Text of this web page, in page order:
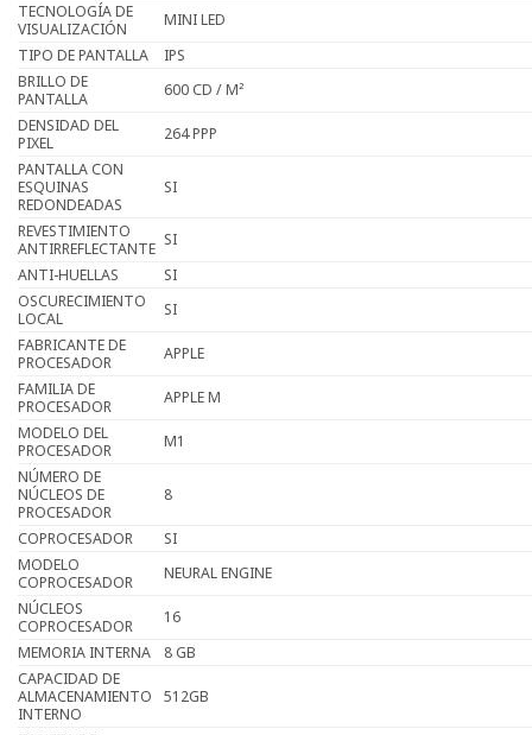
TECNOLOGÍA DE
VISUALIZACIÓN
MINI LED
TIPO DE PANTALLA
IPS
BRILLO DE
PANTALLA
600 CD / M²
DENSIDAD DEL
PIXEL
264 PPP
PANTALLA CON
ESQUINAS
REDONDEADAS
SI
REVESTIMIENTO
ANTIRREFLECTANTE SI
ANTI-HUELLAS
SI
OSCURECIMIENTO
LOCAL
SI
FABRICANTE DE
PROCESADOR
APPLE
FAMILIA DE
PROCESADOR
APPLE M
MODELO DEL
PROCESADOR
M1
NÚMERO DE
NÚCLEOS DE
PROCESADOR
8
COPROCESADOR
SI
MODELO
COPROCESADOR
NEURAL ENGINE
NÚCLEOS
COPROCESADOR
16
MEMORIA INTERNA
8 GB
CAPACIDAD DE
ALMACENAMIENTO
INTERNO
512GB